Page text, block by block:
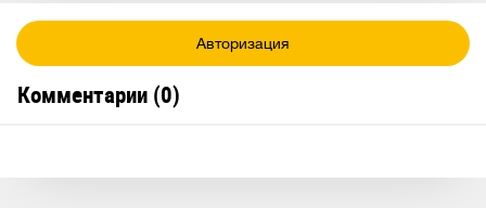
Авторизация
Комментарии (0)